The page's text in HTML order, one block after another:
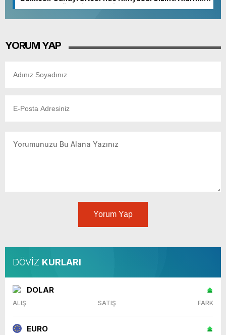
52. Sokak Güvenlik Nedeniyle Boşaltıldı
YORUM YAP
Yorum Yap
DÖVİZ KURLARI
DOLAR
ALIŞ SATIŞ FARK
EURO